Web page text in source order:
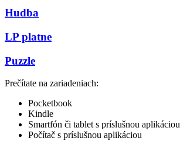
Hudba
LP platne
Puzzle
Prečítate na zariadeniach:
Pocketbook
Kindle
Smartfón či tablet s príslušnou aplikáciou
Počítač s príslušnou aplikáciou